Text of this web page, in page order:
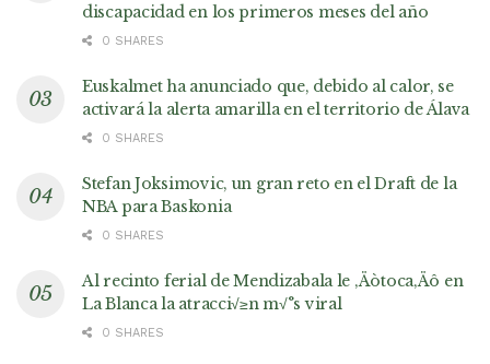
discapacidad en los primeros meses del año
0 SHARES
Euskalmet ha anunciado que, debido al calor, se
activará la alerta amarilla en el territorio de Álava
0 SHARES
Stefan Joksimovic, un gran reto en el Draft de la
NBA para Baskonia
0 SHARES
Al recinto ferial de Mendizabala le ‚Äòtoca‚Äô en
La Blanca la atracci√≥n m√°s viral
0 SHARES